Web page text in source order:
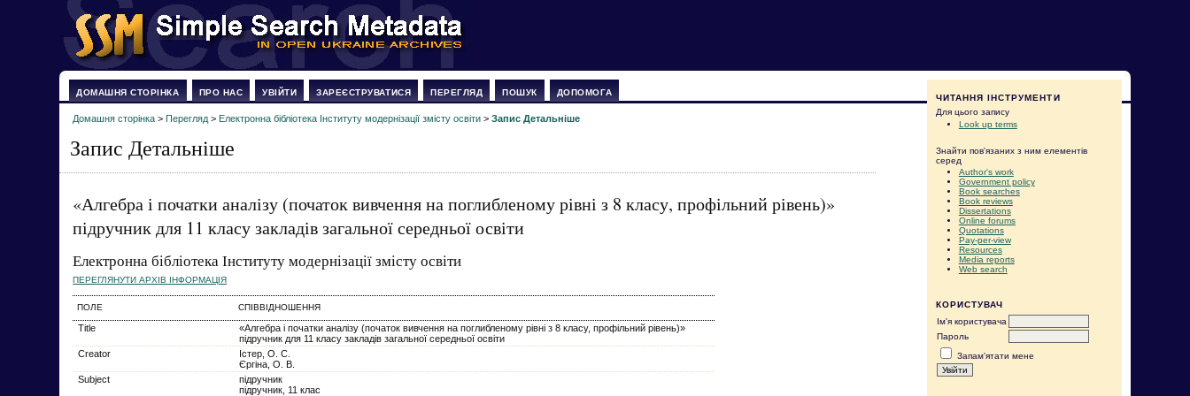
ЧИТАННЯ ІНСТРУМЕНТИ
Для цього запису
Look up terms
Знайти пов'язаних з ним елементів
серед
Author's work
Government policy
Book searches
Book reviews
Dissertations
Online forums
Quotations
Pay-per-view
Resources
Media reports
Web search
КОРИСТУВАЧ
Ім'я користувача
Пароль
Запам'ятати мене
ДОМАШНЯ СТОРІНКА ПРО НАС УВІЙТИ ЗАРЕЄСТРУВАТИСЯ ПЕРЕГЛЯД ПОШУК ДОПОМОГА
Домашня сторінка >Перегляд > Електронна бібліотека Інституту модернізації змісту освіти >Запис Детальніше
Запис Детальніше
«Алгебра і початки аналізу (початок вивчення на поглибленому рівні з 8 класу, профільний рівень)»
підручник для 11 класу закладів загальної середньої освіти
Електронна бібліотека Інституту модернізації змісту освіти
ПЕРЕГЛЯНУТИ АРХІВ ІНФОРМАЦІЯ
ПОЛЕ СПІВВІДНОШЕННЯ
Title
«Алгебра і початки аналізу (початок вивчення на поглибленому рівні з 8 класу, профільний рівень)»
підручник для 11 класу закладів загальної середньої освіти
Creator
Істер, О. С.
Єргіна, О. В.
Subject
підручник
підручник, 11 клас